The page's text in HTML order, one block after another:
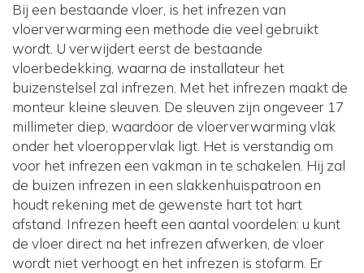
Bij een bestaande vloer, is het infrezen van
vloerverwarming een methode die veel gebruikt
wordt. U verwijdert eerst de bestaande
vloerbedekking, waarna de installateur het
buizenstelsel zal infrezen. Met het infrezen maakt de
monteur kleine sleuven. De sleuven zijn ongeveer 17
millimeter diep, waardoor de vloerverwarming vlak
onder het vloeroppervlak ligt. Het is verstandig om
voor het infrezen een vakman in te schakelen. Hij zal
de buizen infrezen in een slakkenhuispatroon en
houdt rekening met de gewenste hart tot hart
afstand. Infrezen heeft een aantal voordelen: u kunt
de vloer direct na het infrezen afwerken, de vloer
wordt niet verhoogt en het infrezen is stofarm. Er